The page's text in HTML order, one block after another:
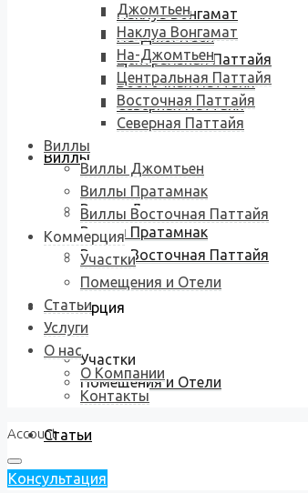
Наклуа Вонгамат
На-Джомтьен
Центральная Паттайя
Восточная Паттайя
Северная Паттайя
Виллы
Виллы Джомтьен
Виллы Пратамнак
Виллы Восточная Паттайя
Коммерция
Участки
Помещения и Отели
Статьи
Джомтьен
Наклуа Вонгамат
На-Джомтьен
Центральная Паттайя
Восточная Паттайя
Северная Паттайя
Виллы
Виллы Джомтьен
Виллы Пратамнак
Виллы Восточная Паттайя
Коммерция
Участки
Помещения и Отели
Статьи
Услуги
О нас
О Компании
Контакты
Account
Консультация